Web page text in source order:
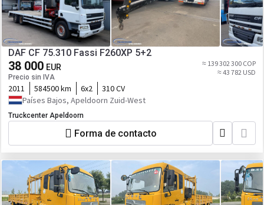
DAF CF 75.310 Fassi F260XP 5+2
38 000 EUR
Precio sin IVA
≈ 139 302 300 COP
≈ 43 782 USD
2011 584500 km 6x2
310 CV
Países Bajos, Apeldoorn Zuid-West
Truckcenter Apeldoorn
Forma de contacto